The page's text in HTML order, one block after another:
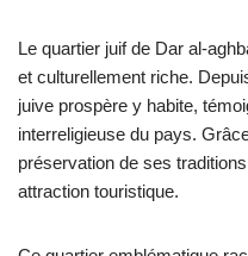
Le quartier juif de Dar al-
et culturellement riche.
juive prospère y habite,
interreligieuse du pays.
préservation de ses
attraction touristique.